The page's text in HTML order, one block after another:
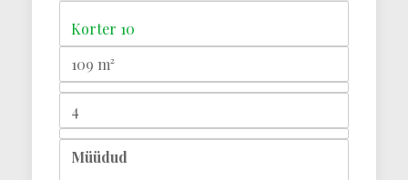
Korter 10
109 m²
4
Müüdud